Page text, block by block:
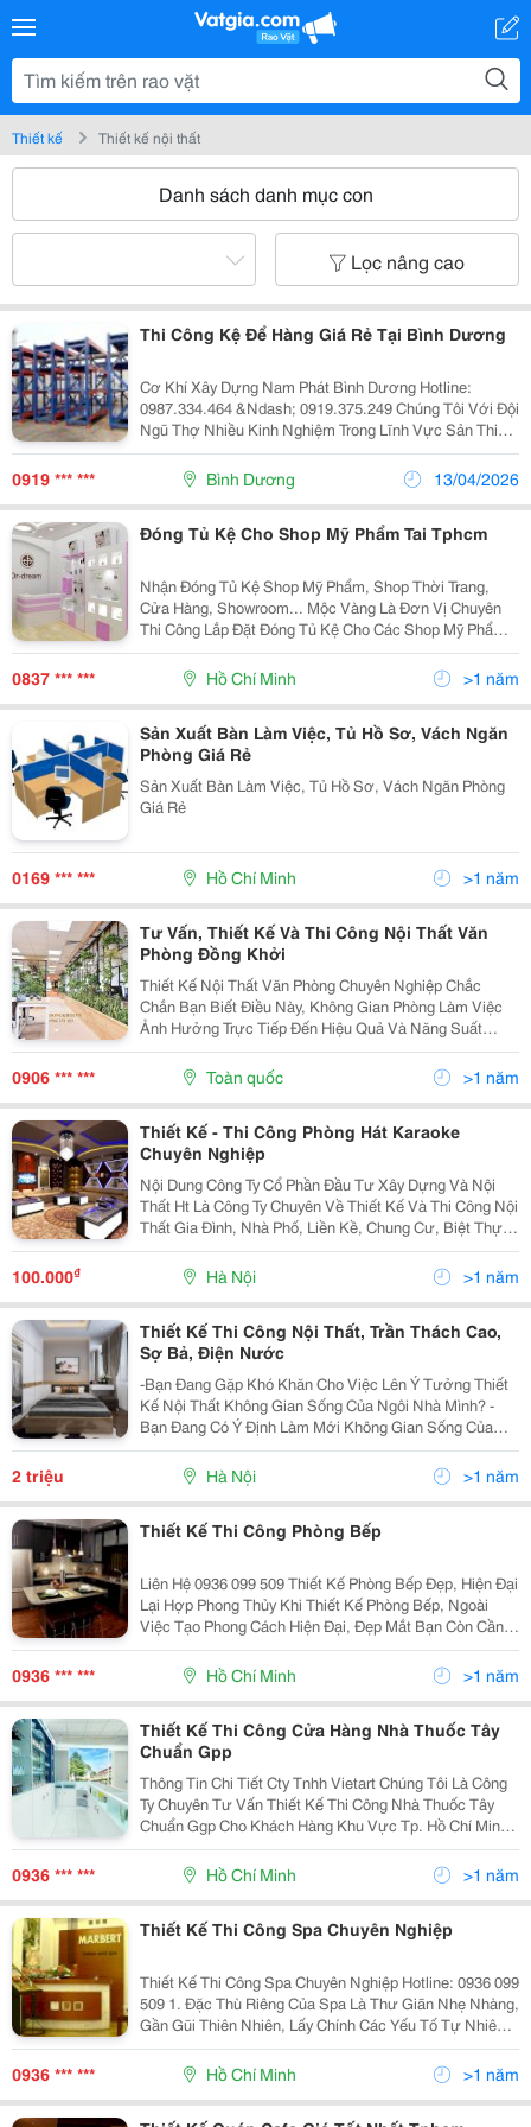
Thiết kế Thiết kế nội thất
Danh sách danh mục con
Lọc nâng cao
Thi Công Kệ Để Hàng Giá Rẻ Tại Bình Dương
Cơ Khí Xây Dựng Nam Phát Bình Dương Hotline:
0987.334.464 &Ndash; 0919.375.249 Chúng Tôi Với Đội
Ngũ Thợ Nhiều Kinh Nghiệm Trong Lĩnh Vực Sản Thi
Công Inox Sắt Thép Chuyên Sản Xuất Và Lắp Đặt Các
Loại Kệ Để Hàng Bằng Chất Liệu Inox, Sắt, Nhôm...
0919 *** *** Bình Dương 13/04/2026
Đóng Tủ Kệ Cho Shop Mỹ Phẩm Tai Tphcm
Nhận Đóng Tủ Kệ Shop Mỹ Phẩm, Shop Thời Trang,
Cửa Hàng, Showroom... Mộc Vàng Là Đơn Vị Chuyên
Thi Công Lắp Đặt Đóng Tủ Kệ Cho Các Shop Mỹ Phẩm,
Shop Thời Trang, Cửa Hàng, Showroom... Theo Yêu
Cầu Khách Hàng. Tư Vấn Thiết Kế Miễn Phí Tận Nơi
0837 *** *** Hồ Chí Minh >1 năm
Sản Xuất Bàn Làm Việc, Tủ Hồ Sơ, Vách Ngăn
Phòng Giá Rẻ
Sản Xuất Bàn Làm Việc, Tủ Hồ Sơ, Vách Ngăn Phòng
Giá Rẻ
0169 *** *** Hồ Chí Minh >1 năm
Tư Vấn, Thiết Kế Và Thi Công Nội Thất Văn
Phòng Đồng Khởi
Thiết Kế Nội Thất Văn Phòng Chuyên Nghiệp Chắc
Chắn Bạn Biết Điều Này, Không Gian Phòng Làm Việc
Ảnh Hưởng Trực Tiếp Đến Hiệu Quả Và Năng Suất
Công Việc Của Nhân Viên. Nếu Phải Làm Việc Trong
Văn Phòng Có Không Gian Gò Bó, Chật Hẹp, Thiếu
Sáng Tạo
0906 *** *** Toàn quốc >1 năm
Thiết Kế - Thi Công Phòng Hát Karaoke
Chuyên Nghiệp
Nội Dung Công Ty Cổ Phần Đầu Tư Xây Dựng Và Nội
Thất Ht Là Công Ty Chuyên Về Thiết Kế Và Thi Công Nội
Thất Gia Đình, Nhà Phố, Liền Kề, Chung Cư, Biệt Thự ,
Nội Thất Văn Phòng, Nội Thất Phòng Chiếu Phim Mini,
Phòng Hát Karaoke, Showroom
100.000₫ Hà Nội >1 năm
Thiết Kế Thi Công Nội Thất, Trần Thách Cao,
Sợ Bả, Điện Nước
-Bạn Đang Gặp Khó Khăn Cho Việc Lên Ý Tưởng Thiết
Kế Nội Thất Không Gian Sống Của Ngôi Nhà Mình? -
Bạn Đang Có Ý Định Làm Mới Không Gian Sống Của
Nhà Mình Nhưng Vẫn Chưa Biết Sẽ Mua Sắm Nội Thất
Như Thế Nào? - Bạn Không Đo Lường Hết Được Kích
2 triệu Hà Nội >1 năm
Thiết Kế Thi Công Phòng Bếp
Liên Hệ 0936 099 509 Thiết Kế Phòng Bếp Đẹp, Hiện Đại
Lại Hợp Phong Thủy Khi Thiết Kế Phòng Bếp, Ngoài
Việc Tạo Phong Cách Hiện Đại, Đẹp Mắt Bạn Còn Cần
Phải Thiết Kế Sao Cho Hợp Phong Thủy Nữa. Theo
Quan Niệm Phong Thủy Học, Phòng
0936 *** *** Hồ Chí Minh >1 năm
Thiết Kế Thi Công Cửa Hàng Nhà Thuốc Tây
Chuẩn Gpp
Thông Tin Chi Tiết Cty Tnhh Vietart Chúng Tôi Là Công
Ty Chuyên Tư Vấn Thiết Kế Thi Công Nhà Thuốc Tây
Chuẩn Ggp Cho Khách Hàng Khu Vực Tp. Hồ Chí Minh
(Sài Gòn) Và Các Tỉnh Lân Cận Như Bình Dương, Đồng
Nai, Long An, Bà Rịa Vũng Tàu&
0936 *** *** Hồ Chí Minh >1 năm
Thiết Kế Thi Công Spa Chuyên Nghiệp
Thiết Kế Thi Công Spa Chuyên Nghiệp Hotline: 0936 099
509 1. Đặc Thù Riêng Của Spa Là Thư Giãn Nhẹ Nhàng,
Gần Gũi Thiên Nhiên, Lấy Chính Các Yếu Tố Tự Nhiên
Làm Căn Bản Để Chăm Sóc Sức Khỏe, Phục Hồi Sức
Trẻ, Nghe Rất Bình Thường, Mà Hiệu Quả Mang
0936 *** *** Hồ Chí Minh >1 năm